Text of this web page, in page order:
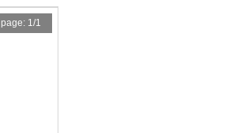
page: 1/1